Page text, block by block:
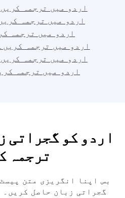
🌐 اس صفحہ کا
اردو میں ترجمہ
اردو میں ترجمہ
اردو میں ترجمہ
اردو میں ترجمہ
اردو کو گجراتی
ترجمہ